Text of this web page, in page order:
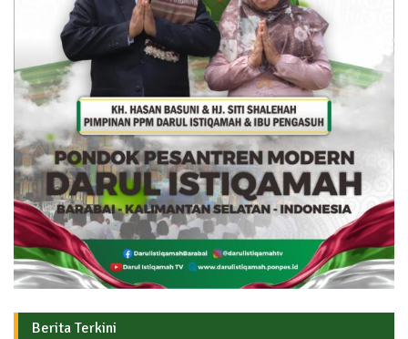
Berita Terkini